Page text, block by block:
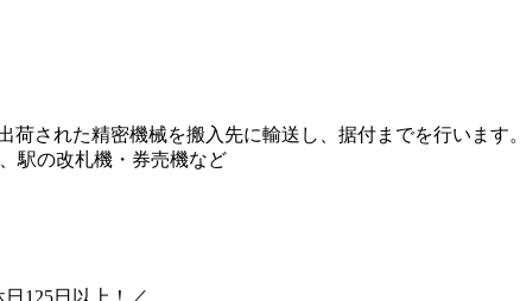
荷された精密機械を搬入先に輸送し、据付までを行います。
駅の改札機・券売機など